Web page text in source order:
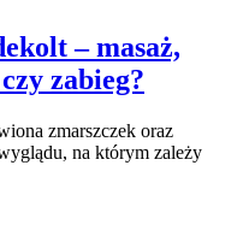
– masaż,
zabieg?
zmarszczek oraz
na którym zależy